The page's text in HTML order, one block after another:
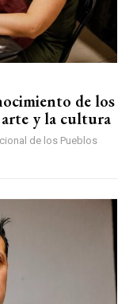
de los
arte y la cultura
de los Pueblos